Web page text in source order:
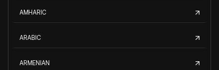
AMHARIC
ARABIC
ARMENIAN